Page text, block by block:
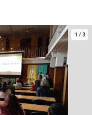
1 / 3